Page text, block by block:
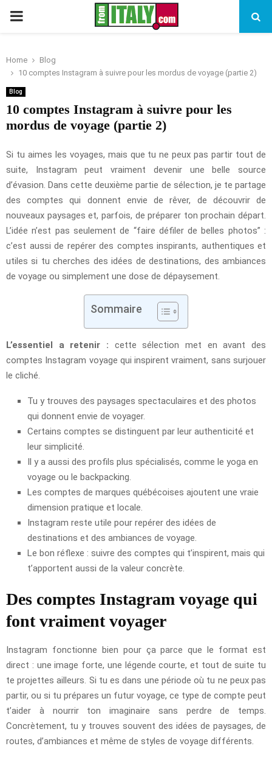
PRIMARY
Home
Blog
10 comptes Instagram à suivre pour les mordus de voyage (partie 2)
Blog
10 comptes Instagram à suivre pour les
mordus de voyage (partie 2)
Si tu aimes les voyages, mais que tu ne peux pas partir tout de
suite, Instagram peut vraiment devenir une belle source
d’évasion. Dans cette deuxième partie de sélection, je te partage
des comptes qui donnent envie de rêver, de découvrir de
nouveaux paysages et, parfois, de préparer ton prochain départ.
L’idée n’est pas seulement de “faire défiler de belles photos” :
c’est aussi de repérer des comptes inspirants, authentiques et
utiles si tu cherches des idées de destinations, des ambiances
de voyage ou simplement une dose de dépaysement.
Sommaire
L’essentiel a retenir : cette sélection met en avant des
comptes Instagram voyage qui inspirent vraiment, sans surjouer
le cliché.
Tu y trouves des paysages spectaculaires et des photos
qui donnent envie de voyager.
Certains comptes se distinguent par leur authenticité et
leur simplicité.
Il y a aussi des profils plus spécialisés, comme le yoga en
voyage ou le backpacking.
Les comptes de marques québécoises ajoutent une vraie
dimension pratique et locale.
Instagram reste utile pour repérer des idées de
destinations et des ambiances de voyage.
Le bon réflexe : suivre des comptes qui t’inspirent, mais qui
t’apportent aussi de la valeur concrète.
Des comptes Instagram voyage qui
font vraiment voyager
Instagram fonctionne bien pour ça parce que le format est
direct : une image forte, une légende courte, et tout de suite tu
te projettes ailleurs. Si tu es dans une période où tu ne peux pas
partir, ou si tu prépares un futur voyage, ce type de compte peut
t’aider à nourrir ton imaginaire sans perdre de temps.
Concrètement, tu y trouves souvent des idées de paysages, de
routes, d’ambiances et même de styles de voyage différents.